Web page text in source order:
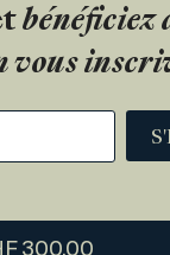
bénéficiez
vous